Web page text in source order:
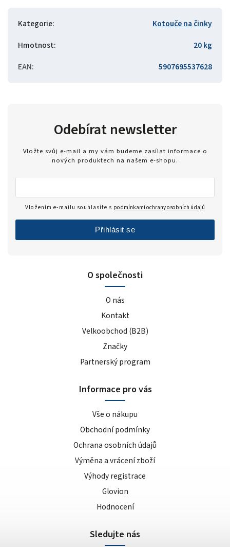
Kategorie:
Kotouče na činky
Hmotnost:
20 kg
EAN: 5907695537628
O společnosti
O nás
Kontakt
Velkoobchod (B2B)
Značky
Partnerský program
Informace pro vás
Vše o nákupu
Obchodní podmínky
Ochrana osobních údajů
Výměna a vrácení zboží
Výhody registrace
Glovion
Hodnocení
Odebírat newsletter
Vložte svůj e-mail a my vám budeme zasílat informace o
nových produktech na našem e-shopu.
Vložením e-mailu souhlasíte s podmínkami ochrany osobních údajů
Přihlásit se
Sledujte nás